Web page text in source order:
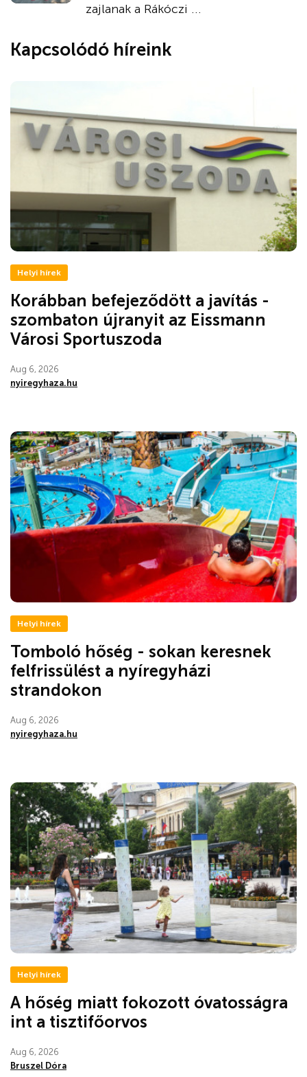
zajlanak a Rákóczi ...
Kapcsolódó híreink
Helyi hírek
Korábban befejeződött a javítás -
szombaton újranyit az Eissmann
Városi Sportuszoda
Aug 6, 2026
nyiregyhaza.hu
Helyi hírek
Tomboló hőség - sokan keresnek
felfrissülést a nyíregyházi
strandokon
Aug 6, 2026
nyiregyhaza.hu
Helyi hírek
A hőség miatt fokozott óvatosságra
int a tisztifőorvos
Aug 6, 2026
Bruszel Dóra